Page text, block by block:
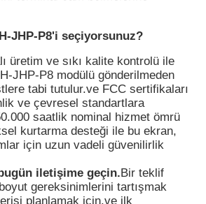
JHP-P8'i seçiyorsunuz?
üretim ve sıkı kalite kontrolü ile
JHP-P8 modülü gönderilmeden
tabi tutulur.ve FCC sertifikaları
ve çevresel standartlara
saatlik nominal hizmet ömrü
kurtarma desteği ile bu ekran,
için uzun vadeli güvenilirlik
iletişime geçin. Bir teklif
gereksinimlerini tartışmak
planlamak için.ve ilk